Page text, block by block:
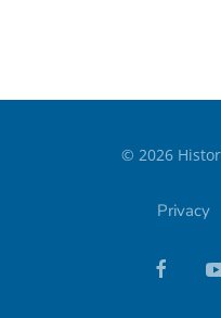
© 2026
Privacy